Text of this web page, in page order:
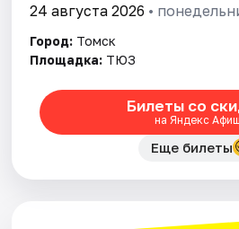
24 августа 2026 •
Город: Томск
Площадка: ТЮЗ
Билеты со
на Яндекс
Еще билеты